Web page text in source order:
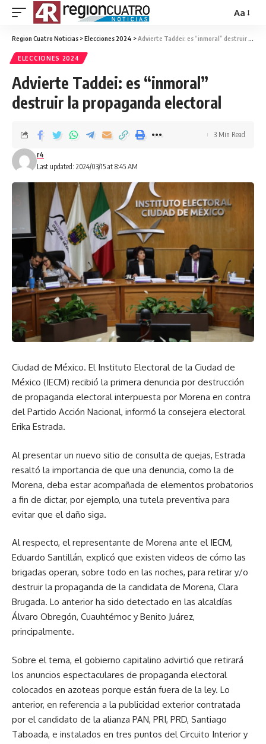
Aa
Region Cuatro Noticias >Elecciones 2024 >Advierte Taddei: es “inmoral” destruir la propaganda electoral
ELECCIONES 2024
Advierte Taddei: es “inmoral”
destruir la propaganda electoral
Last updated: 2024/03/15 at 8:45 AM
r4
3 Min Read
Ciudad de México. El Instituto Electoral de la Ciudad de
México (IECM) recibió la primera denuncia por destrucción
de propaganda electoral interpuesta por Morena en contra
del Partido Acción Nacional, informó la consejera electoral
Erika Estrada.
Al presentar un nuevo sitio de consulta de quejas, Estrada
resaltó la importancia de que una denuncia, como la de
Morena, deba estar acompañada de elementos probatorios
a fin de dictar, por ejemplo, una tutela preventiva para
evitar que el daño siga.
Al respecto, el representante de Morena ante el IECM,
Eduardo Santillán, explicó que existen videos de cómo las
brigadas operan, sobre todo en las noches, para retirar y/o
destruir la propaganda de la candidata de Morena, Clara
Brugada. Lo anterior ha sido detectado en las alcaldías
Álvaro Obregón, Cuauhtémoc y Benito Juárez,
principalmente.
Sobre el tema, el gobierno capitalino advirtió que retirará
los anuncios espectaculares de propaganda electoral
colocados en azoteas porque están fuera de la ley. Lo
anterior, en referencia a la publicidad exterior contratada
por el candidato de la alianza PAN, PRI, PRD, Santiago
Taboada, e instalados en tres puntos del Circuito Interior y